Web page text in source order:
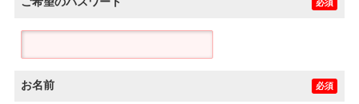
必須
お名前 必須